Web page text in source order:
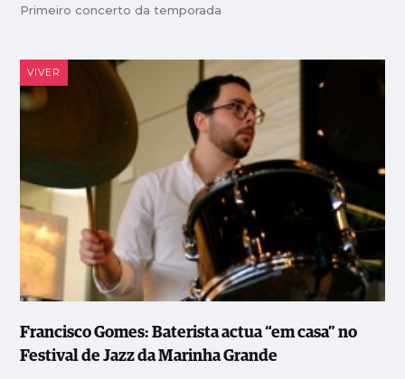
Primeiro concerto da temporada
VIVER
Francisco Gomes: Baterista actua “em casa” no
Festival de Jazz da Marinha Grande